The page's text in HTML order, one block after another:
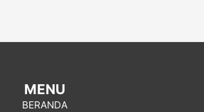
MENU
BERANDA